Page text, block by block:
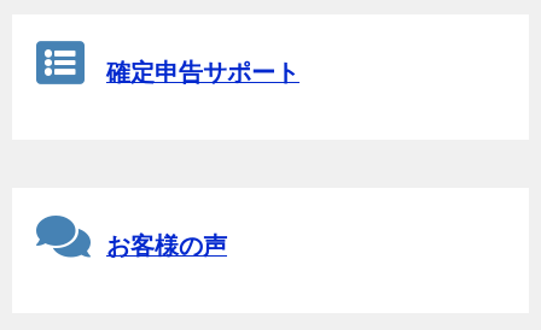
確定申告サポート
お客様の声